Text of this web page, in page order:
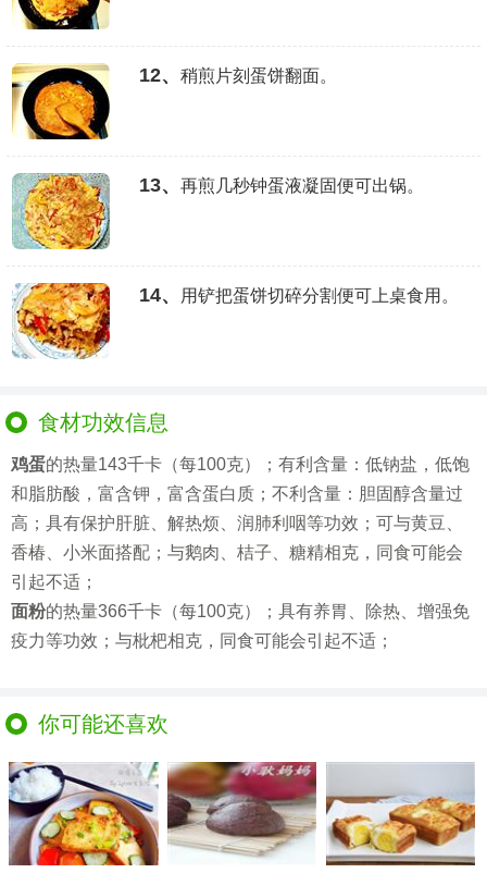
12、 稍煎片刻蛋饼翻面。
13、 再煎几秒钟蛋液凝固便可出锅。
14、 用铲把蛋饼切碎分割便可上桌食用。
食材功效信息
鸡蛋的热量143千卡（每100克）；有利含量：低钠盐，低饱
和脂肪酸，富含钾，富含蛋白质；不利含量：胆固醇含量过
高；具有保护肝脏、解热烦、润肺利咽等功效；可与黄豆、
香椿、小米面搭配；与鹅肉、桔子、糖精相克，同食可能会
引起不适；
面粉的热量366千卡（每100克）；具有养胃、除热、增强免
疫力等功效；与枇杷相克，同食可能会引起不适；
你可能还喜欢